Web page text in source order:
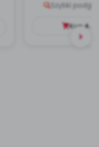
Szybki
Kup